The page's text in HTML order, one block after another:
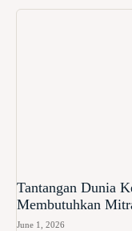
Tantangan Dunia
Membutuhkan
June 1, 2026